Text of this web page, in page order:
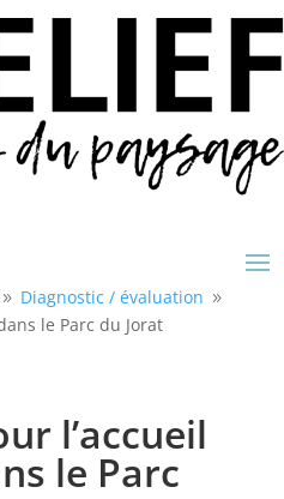
9 Diagnostic / évaluation 9
le Parc du Jorat
l’accueil
le Parc